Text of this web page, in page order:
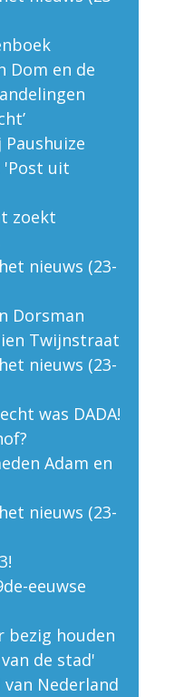
Dom en de
'Post uit
zoekt
nieuws (23-
Dorsman
Twijnstraat
nieuws (23-
was DADA!
Adam en
nieuws (23-
eeuwse
bezig houden
de stad'
Nederland